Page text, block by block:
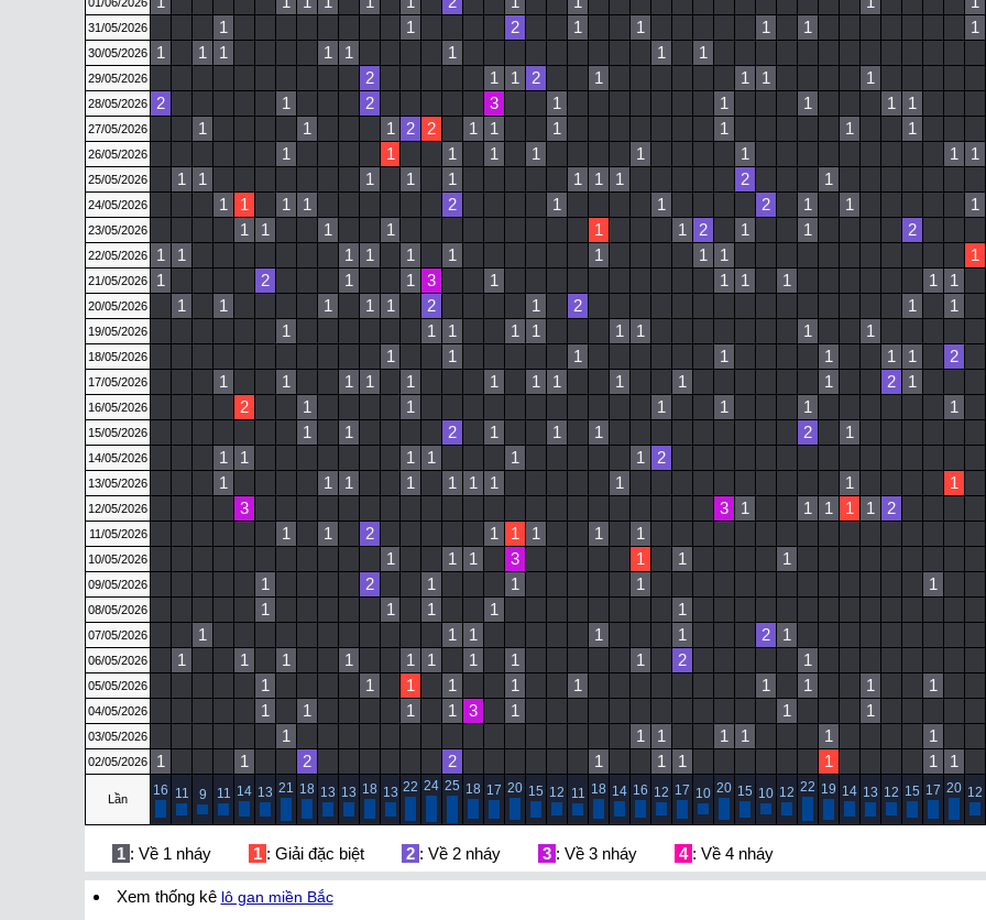
31/05/2026 1 1 2 1 1 1 1 1
30/05/2026 1 1 1 1 1 1 1 1
29/05/2026 2 1 1 2 1 1 1 1
28/05/2026 2 1 2 3 1 1 1 1 1
27/05/2026 1 1 1 2 2 1 1 1 1 1 1
26/05/2026 1 1 1 1 1 1 1 1 1
25/05/2026 1 1 1 1 1 1 1 1 2 1
24/05/2026 1 1 1 1 2 1 1 2 1 1 1
23/05/2026 1 1 1 1 1 1 2 1 1 2
22/05/2026 1 1 1 1 1 1 1 1 1 1
21/05/2026 1 2 1 1 3 1 1 1 1 1 1
20/05/2026 1 1 1 1 1 2 1 2 1 1
19/05/2026 1 1 1 1 1 1 1 1 1
18/05/2026 1 1 1 1 1 1 1 2
17/05/2026 1 1 1 1 1 1 1 1 1 1 1 2 1
16/05/2026 2 1 1 1 1 1 1
15/05/2026 1 1 2 1 1 1 2 1
14/05/2026 1 1 1 1 1 1 2
13/05/2026 1 1 1 1 1 1 1 1 1 1
12/05/2026 3 3 1 1 1 1 1 2
11/05/2026 1 1 2 1 1 1 1 1
10/05/2026 1 1 1 3 1 1 1
09/05/2026 1 2 1 1 1 1
08/05/2026 1 1 1 1 1
07/05/2026 1 1 1 1 1 2 1
06/05/2026 1 1 1 1 1 1 1 1 1 2 1
05/05/2026 1 1 1 1 1 1 1 1 1 1
04/05/2026 1 1 1 1 3 1 1 1
03/05/2026 1 1 1 1 1 1 1
02/05/2026 1 1 2 2 1 1 1 1 1 1
Lần
16 11 9 11 14 13 21 18 13 13 18 13 22 24 25 18 17 20 15 12 11 18 14 16 12 17 10 20 15 10 12 22 19 14 13 12 15 17 20 12
1 : Về 1 nháy 1 : Giải đặc biệt 2 : Về 2 nháy 3 : Về 3 nháy 4 : Về 4 nháy
Xem thống kê lô gan miền Bắc